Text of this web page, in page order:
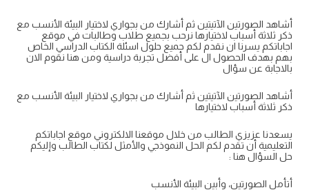
أشاهد الصورتين الآتيتين ثم أشارك من بجواري لاختيار البيئة الأنسب مع
ذكر ثلاثة أسباب لاختيارها نرحب بجميع طلاب وطالبات في موقع
اجاباتكم يسرنا ان نقدم لكم جميع حلول اسئلة الكتاب الدراسي الخاص
بهم بهدف الحصول ال على أفضل تجربة دراسية ومن هنا نقوم الان
بالاجابة عن سؤال
أشاهد الصورتين الآتيتين ثم أشارك من بجواري لاختيار البيئة الأنسب مع
ذكر ثلاثة أسباب لاختيارها
يسعدنا عزيزي الطالب من خلال موقعنا الالكتروني موقع اجاباتكم
التعليمية أن تقدم لكم الحل النموذجي والأمثل لكتاب الطالب وإليكم
حل السؤال هنا :
أتأمل الصورتين، وأبين البيئة الأنسب